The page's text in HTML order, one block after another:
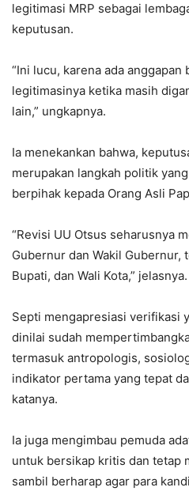
legitimasi MRP sebagai
keputusan.
“Ini lucu, karena ada anggapan
legitimasinya ketika masih
lain,” ungkapnya.
Ia menekankan bahwa,
merupakan langkah politik
berpihak kepada Orang Asli
“Revisi UU Otsus seharusnya
Gubernur dan Wakil Gubernur,
Bupati, dan Wali Kota,” jelasnya.
Septi mengapresiasi verifikasi
dinilai sudah
termasuk antropologis,
indikator pertama yang tepat
katanya.
Ia juga mengimbau pemuda
untuk bersikap kritis dan tetap
sambil berharap agar para